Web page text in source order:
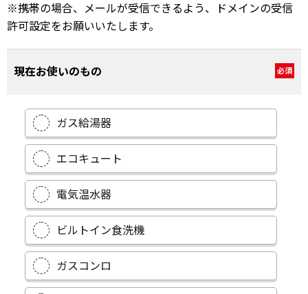
※携帯の場合、メールが受信できるよう、ドメインの受信
許可設定をお願いいたします。
現在お使いのもの 必須
ガス給湯器
エコキュート
電気温水器
ビルトイン食洗機
ガスコンロ